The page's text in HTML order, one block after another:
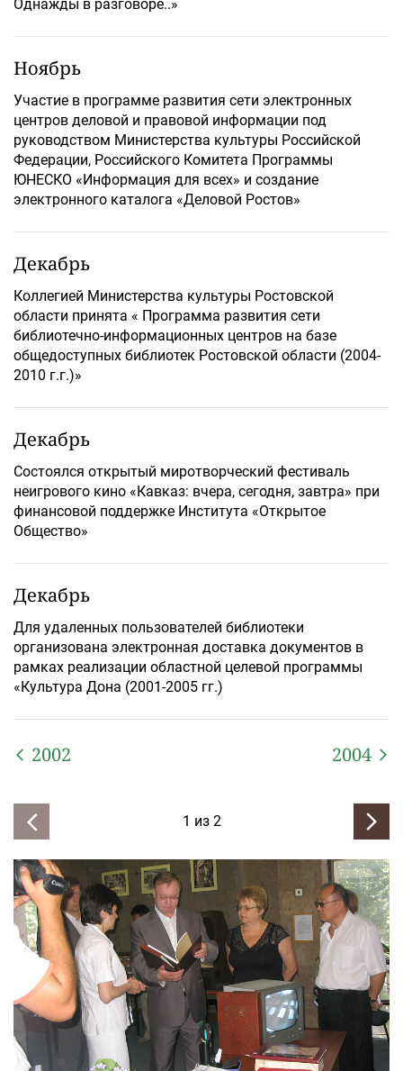
Однажды в разговоре..»
Ноябрь
Участие в программе развития сети электронных
центров деловой и правовой информации под
руководством Министерства культуры Российской
Федерации, Российского Комитета Программы
ЮНЕСКО «Информация для всех» и создание
электронного каталога «Деловой Ростов»
Декабрь
Коллегией Министерства культуры Ростовской
области принята « Программа развития сети
библиотечно-информационных центров на базе
общедоступных библиотек Ростовской области (2004-
2010 г.г.)»
Декабрь
Состоялся открытый миротворческий фестиваль
неигрового кино «Кавказ: вчера, сегодня, завтра» при
финансовой поддержке Института «Открытое
Общество»
Декабрь
Для удаленных пользователей библиотеки
организована электронная доставка документов в
рамках реализации областной целевой программы
«Культура Дона (2001-2005 гг.)
2002 2004
1 из 2